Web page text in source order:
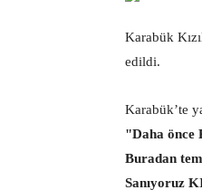
Karabük
edildi.
Karabük’te
"Daha
Buradan
Sanıyoruz